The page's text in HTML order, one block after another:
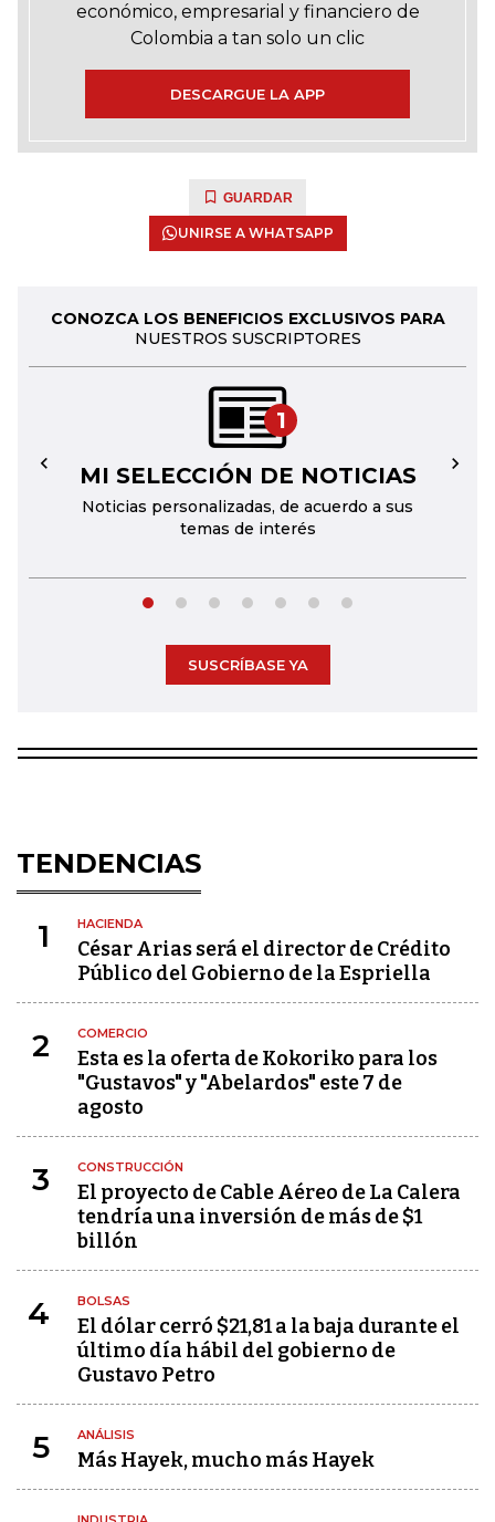
económico, empresarial y financiero de
Colombia a tan solo un clic
DESCARGUE LA APP
GUARDAR
UNIRSE A WHATSAPP
CONOZCA LOS BENEFICIOS EXCLUSIVOS PARA
NUESTROS SUSCRIPTORES
1
MI SELECCIÓN DE NOTICIAS
Noticias personalizadas, de acuerdo a sus
temas de interés
← →
SUSCRÍBASE YA
TENDENCIAS
1 HACIENDA
César Arias será el director de Crédito
Público del Gobierno de la Espriella
2 COMERCIO
Esta es la oferta de Kokoriko para los
"Gustavos" y "Abelardos" este 7 de
agosto
3 CONSTRUCCIÓN
El proyecto de Cable Aéreo de La Calera
tendría una inversión de más de $1
billón
4 BOLSAS
El dólar cerró $21,81 a la baja durante el
último día hábil del gobierno de
Gustavo Petro
5 ANÁLISIS
Más Hayek, mucho más Hayek